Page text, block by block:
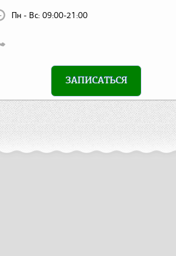
Пн - Вс: 09:00-21:00
ЗАПИСАТЬСЯ